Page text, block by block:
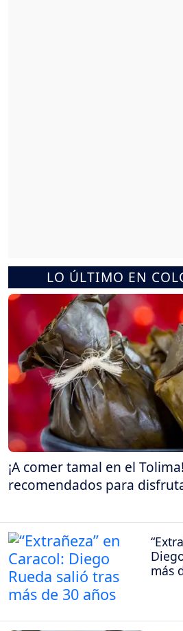
LO ÚLTIMO EN
¡A comer tamal en el
recomendados para
más